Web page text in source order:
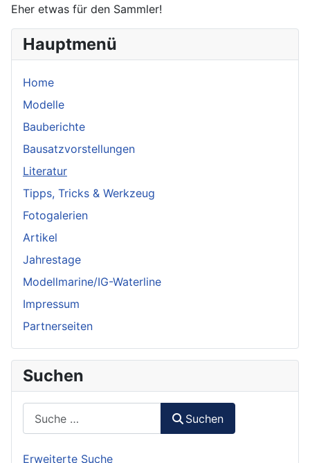
Hauptmenü
Home
Modelle
Bauberichte
Bausatzvorstellungen
Literatur
Tipps, Tricks & Werkzeug
Fotogalerien
Artikel
Jahrestage
Modellmarine/IG-Waterline
Impressum
Partnerseiten
Suchen
Suchen
Erweiterte Suche
Eher etwas für den Sammler!